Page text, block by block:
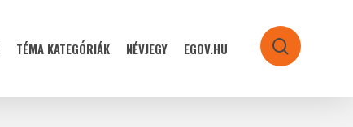
TÉMA KATEGÓRIÁK NÉVJEGY EGOV.HU search